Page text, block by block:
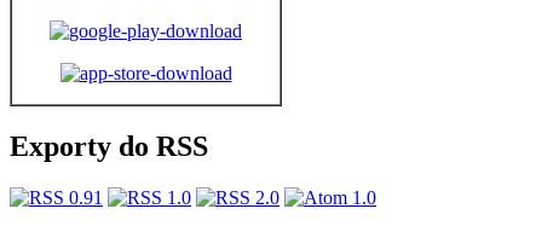
Exporty do RSS